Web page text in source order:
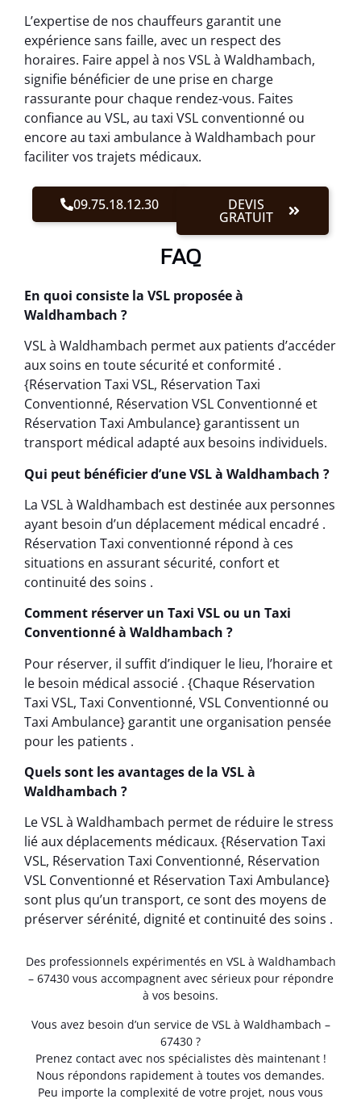
L’expertise de nos chauffeurs garantit une
expérience sans faille, avec un respect des
horaires. Faire appel à nos VSL à Waldhambach,
signifie bénéficier de une prise en charge
rassurante pour chaque rendez-vous. Faites
confiance au VSL, au taxi VSL conventionné ou
encore au taxi ambulance à Waldhambach pour
faciliter vos trajets médicaux.
09.75.18.12.30 DEVIS
GRATUIT
FAQ
En quoi consiste la VSL proposée à
Waldhambach ?
VSL à Waldhambach permet aux patients d’accéder
aux soins en toute sécurité et conformité .
{Réservation Taxi VSL, Réservation Taxi
Conventionné, Réservation VSL Conventionné et
Réservation Taxi Ambulance} garantissent un
transport médical adapté aux besoins individuels.
Qui peut bénéficier d’une VSL à Waldhambach ?
La VSL à Waldhambach est destinée aux personnes
ayant besoin d’un déplacement médical encadré .
Réservation Taxi conventionné répond à ces
situations en assurant sécurité, confort et
continuité des soins .
Comment réserver un Taxi VSL ou un Taxi
Conventionné à Waldhambach ?
Pour réserver, il suffit d’indiquer le lieu, l’horaire et
le besoin médical associé . {Chaque Réservation
Taxi VSL, Taxi Conventionné, VSL Conventionné ou
Taxi Ambulance} garantit une organisation pensée
pour les patients .
Quels sont les avantages de la VSL à
Waldhambach ?
Le VSL à Waldhambach permet de réduire le stress
lié aux déplacements médicaux. {Réservation Taxi
VSL, Réservation Taxi Conventionné, Réservation
VSL Conventionné et Réservation Taxi Ambulance}
sont plus qu’un transport, ce sont des moyens de
préserver sérénité, dignité et continuité des soins .
Des professionnels expérimentés en VSL à Waldhambach
– 67430 vous accompagnent avec sérieux pour répondre
à vos besoins.
Vous avez besoin d’un service de VSL à Waldhambach –
67430 ?
Prenez contact avec nos spécialistes dès maintenant !
Nous répondons rapidement à toutes vos demandes.
Peu importe la complexité de votre projet, nous vous